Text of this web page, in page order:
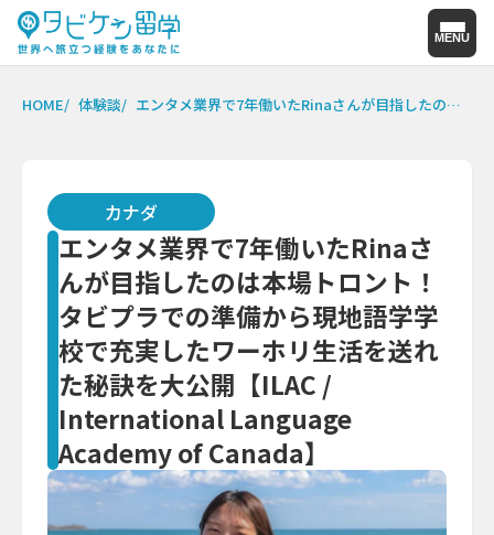
MENU
HOME 体験談 エンタメ業界で7年働いたRinaさんが目指したのは本場トロント！タビプラでの準備から現地語学学校で充実したワーホリ生活を送れた秘訣を大公開【ILAC / International Language Academy of Canada】
カナダ
エンタメ業界で7年働いたRinaさ
んが目指したのは本場トロント！
タビプラでの準備から現地語学学
校で充実したワーホリ生活を送れ
た秘訣を大公開【ILAC /
International Language
Academy of Canada】